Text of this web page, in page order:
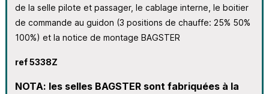
de la selle pilote et passager, le cablage interne, le boitier
de commande au guidon (3 positions de chauffe: 25% 50%
100%) et la notice de montage BAGSTER
ref 5338Z
NOTA: les selles BAGSTER sont fabriquées à la